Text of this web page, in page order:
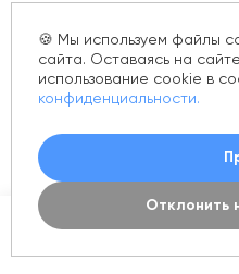
🍪 Мы используем файлы
сайта. Оставаясь на
использование cookie в
конфиденциальности.
Отклонить